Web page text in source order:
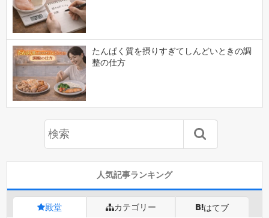
たんぱく質を摂りすぎてしんどいときの調
整の仕方
人気記事ランキング
殿堂 カテゴリー はてブ